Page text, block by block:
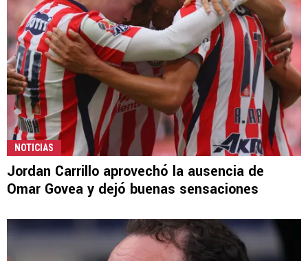
NOTICIAS
Jordan Carrillo aprovechó la ausencia de
Omar Govea y dejó buenas sensaciones